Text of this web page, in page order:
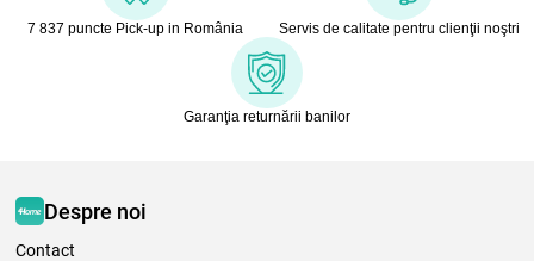
7 837 puncte Pick-up in România Servis de calitate pentru clienţii noştri
Garanţia returnării banilor
Despre noi
Contact